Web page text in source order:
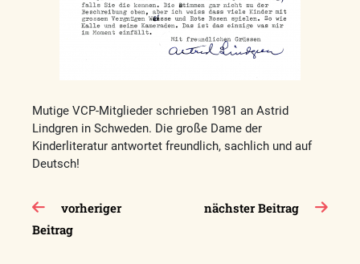
Mutige VCP-Mitglieder schrieben 1981 an Astrid
Lindgren in Schweden. Die große Dame der
Kinderliteratur antwortet freundlich, sachlich und auf
Deutsch!
Beitragsnavigation
vorheriger
Beitrag
nächster Beitrag